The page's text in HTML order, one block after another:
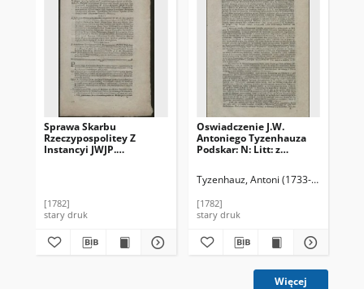
Sprawa Skarbu
Rzeczypospolitey Z
Instancyi JWJP.
Antonim Tyzenhauzem,
Podskarbim Nadwornym
[1782]
stary druk
Oswiadczenie J.W.
Antoniego Tyzenhauza
Podskar: N: Litt: z
w następuiącey opisane
Tyzenhauz, Antoni (1733-1785)
[1782]
stary druk
Więcej